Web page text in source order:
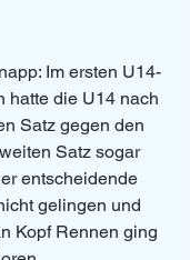
Im ersten U14-
hatte die U14 nach
Satz gegen den
Satz sogar
entscheidende
gelingen und
Kopf Rennen ging